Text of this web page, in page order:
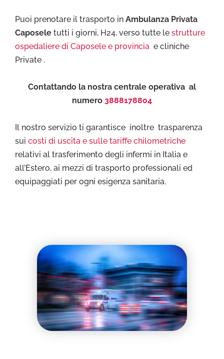
Puoi prenotare il trasporto in Ambulanza Privata
Caposele tutti i giorni, H24, verso tutte le strutture
ospedaliere di Caposele e provincia e cliniche
Private .
Contattando la nostra centrale operativa al
numero 3888178804
Il nostro servizio ti garantisce inoltre trasparenza
sui costi di uscita e sulle tariffe chilometriche
relativi al trasferimento degli infermi in Italia e
all’Estero, ai mezzi di trasporto professionali ed
equipaggiati per ogni esigenza sanitaria.